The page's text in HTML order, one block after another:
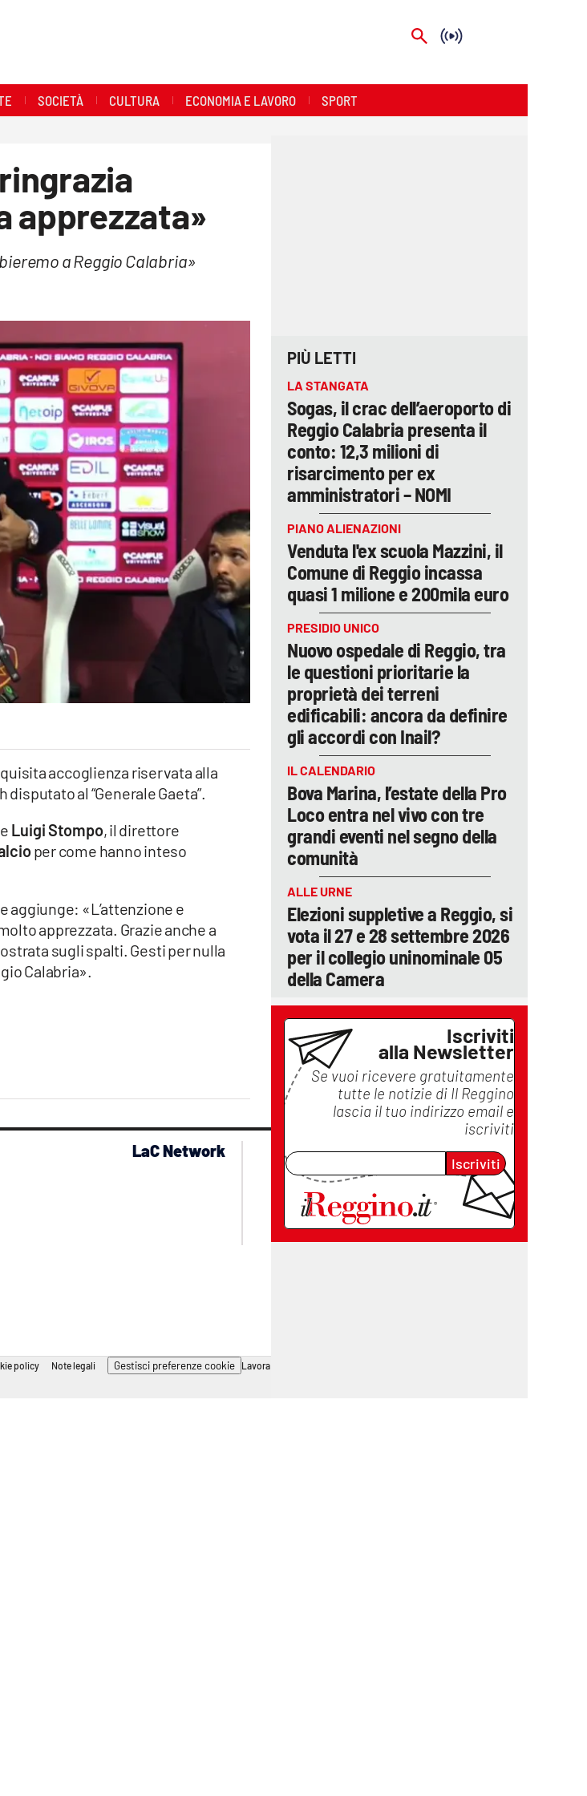
SOCIETÀ CULTURA ECONOMIA E LAVORO SPORT
apprezzata»
a Reggio Calabria»
accoglienza riservata alla
al “Generale Gaeta”.
Luigi Stompo, il direttore
per come hanno inteso
aggiunge: «L’attenzione e
apprezzata. Grazie anche a
sugli spalti. Gesti per nulla
Calabria».
PIÙ LETTI
LA STANGATA
Sogas, il crac dell’aeroporto di
Reggio Calabria presenta il
conto: 12,3 milioni di
risarcimento per ex
amministratori – NOMI
PIANO ALIENAZIONI
Venduta l'ex scuola Mazzini, il
Comune di Reggio incassa
quasi 1 milione e 200mila euro
PRESIDIO UNICO
Nuovo ospedale di Reggio, tra
le questioni prioritarie la
proprietà dei terreni
edificabili: ancora da definire
gli accordi con Inail?
IL CALENDARIO
Bova Marina, l’estate della Pro
Loco entra nel vivo con tre
grandi eventi nel segno della
comunità
ALLE URNE
Elezioni suppletive a Reggio, si
vota il 27 e 28 settembre 2026
per il collegio uninominale 05
della Camera
Iscriviti
alla Newsletter
Se vuoi ricevere gratuitamente
tutte le notizie di Il Reggino
lascia il tuo indirizzo email e
iscriviti
Iscriviti
LaC Network
lacplay.it
lactv.it
laconair.it
lacitymag.it
lacapitalenews.it
cosenzachannel.it
ilvibonese.it
catanzarochannel.it
policy Note legali Gestisci preferenze cookie Lavora con noi